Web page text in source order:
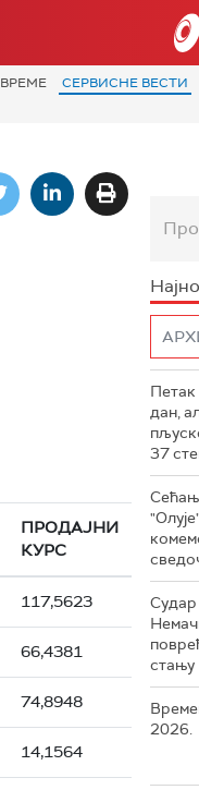
ВРЕМЕ СЕРВИСНЕ ВЕСТИ
ПРОДАЈНИ
КУРС
117,5623
66,4381
74,8948
14,1564
Петак
дан,
37
Судар
стању
2026.